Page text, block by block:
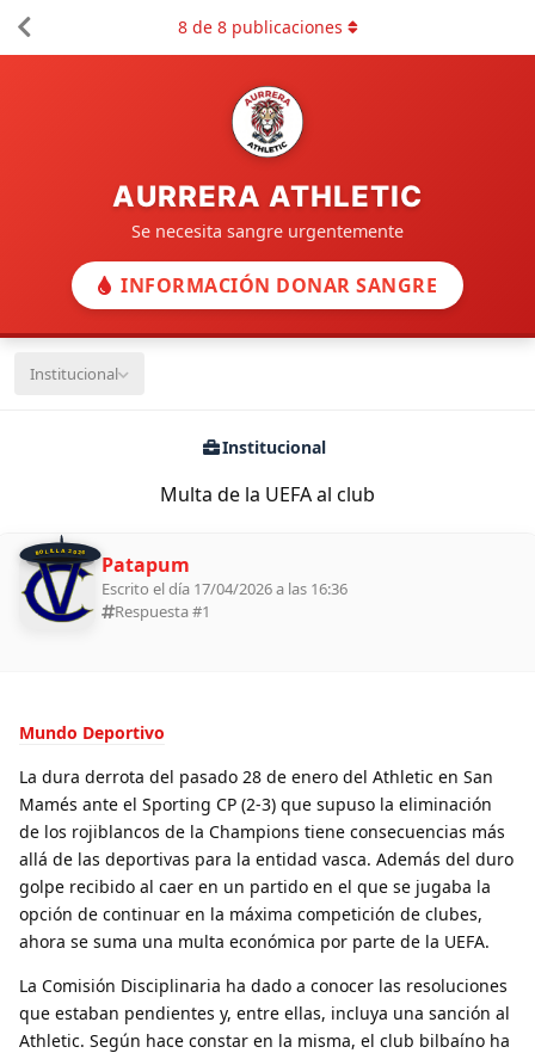
AURRERA ATHLETIC
Se necesita sangre urgentemente
INFORMACIÓN DONAR SANGRE
Institucional
Institucional
Multa de la UEFA al club
8de 8publicaciones
BOLILLA 2026 Patapum
Escrito el día 17/04/2026 a las 16:36
Respuesta #1
Mundo Deportivo
La dura derrota del pasado 28 de enero del Athletic en San
Mamés ante el Sporting CP (2-3) que supuso la eliminación
de los rojiblancos de la Champions tiene consecuencias más
allá de las deportivas para la entidad vasca. Además del duro
golpe recibido al caer en un partido en el que se jugaba la
opción de continuar en la máxima competición de clubes,
ahora se suma una multa económica por parte de la UEFA.
La Comisión Disciplinaria ha dado a conocer las resoluciones
que estaban pendientes y, entre ellas, incluya una sanción al
Athletic. Según hace constar en la misma, el club bilbaíno ha